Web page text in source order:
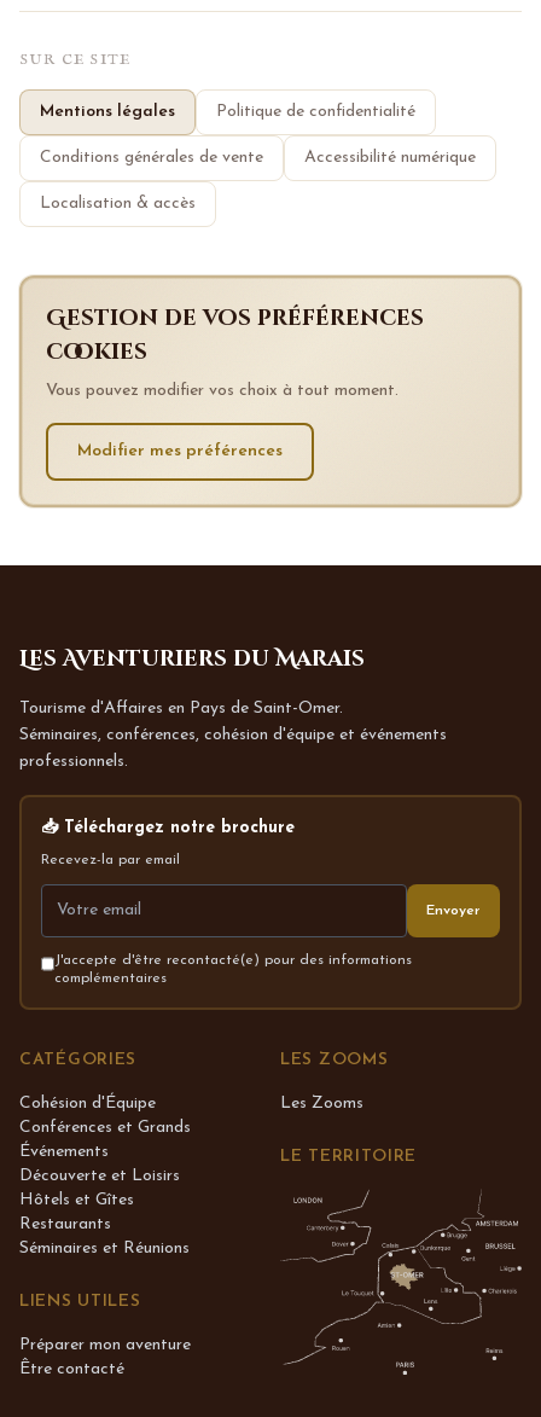
SUR CE SITE
Mentions légales Politique de confidentialité
Conditions générales de vente Accessibilité numérique
Localisation & accès
Gestion de vos préférences
cookies
Vous pouvez modifier vos choix à tout moment.
Modifier mes préférences
Les Aventuriers du Marais
Tourisme d'Affaires en Pays de Saint-Omer.
Séminaires, conférences, cohésion d'équipe et événements
professionnels.
📥 Téléchargez notre brochure
Recevez-la par email
Envoyer
J'accepte d'être recontacté(e) pour des informations
complémentaires
CATÉGORIES
Cohésion d'Équipe
Conférences et Grands
Événements
Découverte et Loisirs
Hôtels et Gîtes
Restaurants
Séminaires et Réunions
LIENS UTILES
Préparer mon aventure
Être contacté
LES ZOOMS
Les Zooms
LE TERRITOIRE